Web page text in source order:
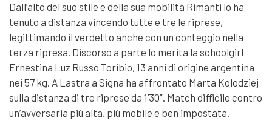
Dall’alto del suo stile e della sua mobilità Rimanti lo ha
tenuto a distanza vincendo tutte e tre le riprese,
legittimando il verdetto anche con un conteggio nella
terza ripresa. Discorso a parte lo merita la schoolgirl
Ernestina Luz Russo Toribio, 13 anni di origine argentina
nei 57 kg. A Lastra a Signa ha affrontato Marta Kolodziej
sulla distanza di tre riprese da 1’30”. Match difficile contro
un’avversaria più alta, più mobile e ben impostata.